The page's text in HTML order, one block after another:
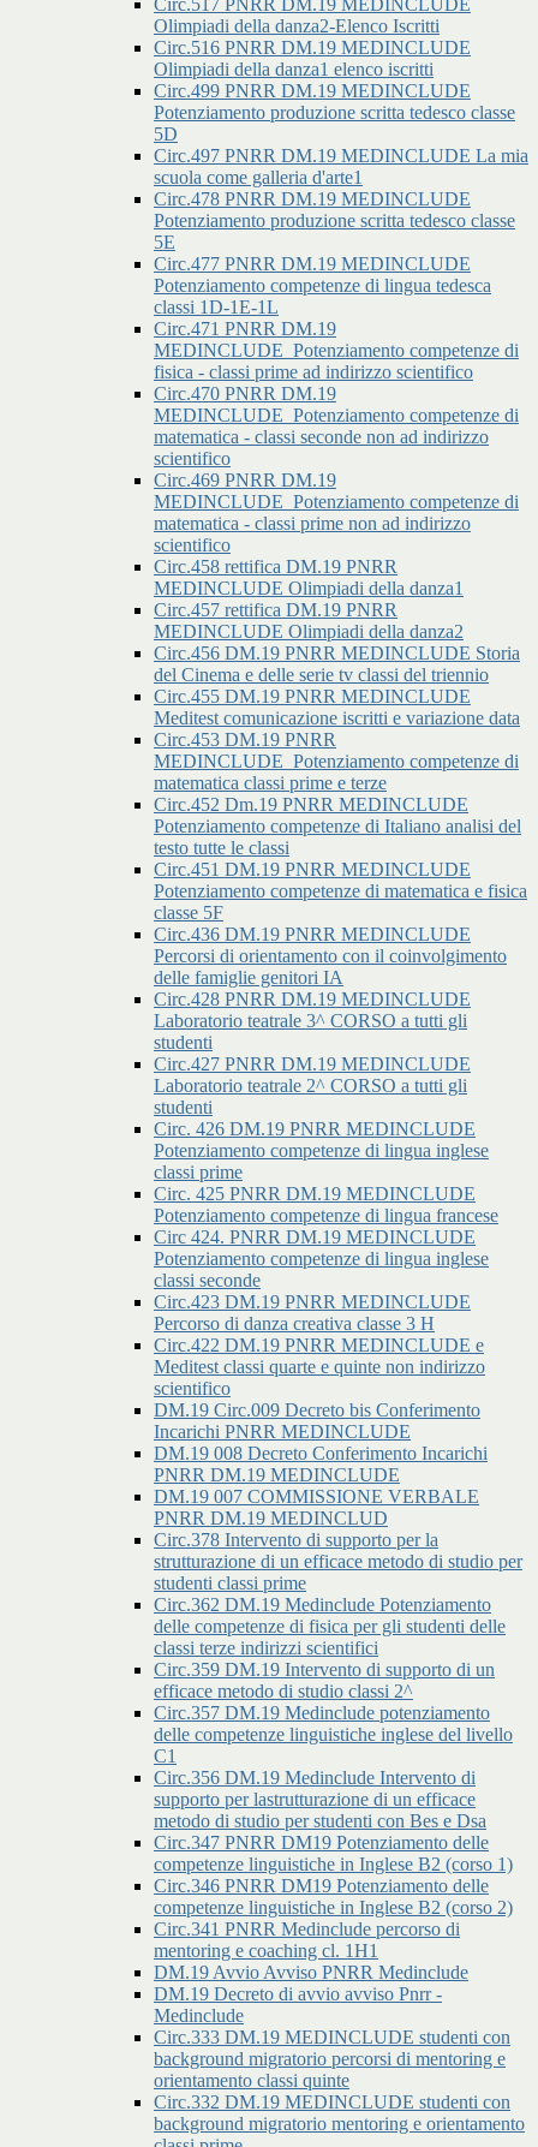
Circ.517 PNRR DM.19 MEDINCLUDE
Olimpiadi della danza2-Elenco Iscritti
Circ.516 PNRR DM.19 MEDINCLUDE
Olimpiadi della danza1 elenco iscritti
Circ.499 PNRR DM.19 MEDINCLUDE
Potenziamento produzione scritta tedesco classe
5D
Circ.497 PNRR DM.19 MEDINCLUDE La mia
scuola come galleria d'arte1
Circ.478 PNRR DM.19 MEDINCLUDE
Potenziamento produzione scritta tedesco classe
5E
Circ.477 PNRR DM.19 MEDINCLUDE
Potenziamento competenze di lingua tedesca
classi 1D-1E-1L
Circ.471 PNRR DM.19
MEDINCLUDE_Potenziamento competenze di
fisica - classi prime ad indirizzo scientifico
Circ.470 PNRR DM.19
MEDINCLUDE_Potenziamento competenze di
matematica - classi seconde non ad indirizzo
scientifico
Circ.469 PNRR DM.19
MEDINCLUDE_Potenziamento competenze di
matematica - classi prime non ad indirizzo
scientifico
Circ.458 rettifica DM.19 PNRR
MEDINCLUDE Olimpiadi della danza1
Circ.457 rettifica DM.19 PNRR
MEDINCLUDE Olimpiadi della danza2
Circ.456 DM.19 PNRR MEDINCLUDE Storia
del Cinema e delle serie tv classi del triennio
Circ.455 DM.19 PNRR MEDINCLUDE
Meditest comunicazione iscritti e variazione data
Circ.453 DM.19 PNRR
MEDINCLUDE_Potenziamento competenze di
matematica classi prime e terze
Circ.452 Dm.19 PNRR MEDINCLUDE
Potenziamento competenze di Italiano analisi del
testo tutte le classi
Circ.451 DM.19 PNRR MEDINCLUDE
Potenziamento competenze di matematica e fisica
classe 5F
Circ.436 DM.19 PNRR MEDINCLUDE
Percorsi di orientamento con il coinvolgimento
delle famiglie genitori IA
Circ.428 PNRR DM.19 MEDINCLUDE
Laboratorio teatrale 3^ CORSO a tutti gli
studenti
Circ.427 PNRR DM.19 MEDINCLUDE
Laboratorio teatrale 2^ CORSO a tutti gli
studenti
Circ. 426 DM.19 PNRR MEDINCLUDE
Potenziamento competenze di lingua inglese
classi prime
Circ. 425 PNRR DM.19 MEDINCLUDE
Potenziamento competenze di lingua francese
Circ 424. PNRR DM.19 MEDINCLUDE
Potenziamento competenze di lingua inglese
classi seconde
Circ.423 DM.19 PNRR MEDINCLUDE
Percorso di danza creativa classe 3 H
Circ.422 DM.19 PNRR MEDINCLUDE e
Meditest classi quarte e quinte non indirizzo
scientifico
DM.19 Circ.009 Decreto bis Conferimento
Incarichi PNRR MEDINCLUDE
DM.19 008 Decreto Conferimento Incarichi
PNRR DM.19 MEDINCLUDE
DM.19 007 COMMISSIONE VERBALE
PNRR DM.19 MEDINCLUD
Circ.378 Intervento di supporto per la
strutturazione di un efficace metodo di studio per
studenti classi prime
Circ.362 DM.19 Medinclude Potenziamento
delle competenze di fisica per gli studenti delle
classi terze indirizzi scientifici
Circ.359 DM.19 Intervento di supporto di un
efficace metodo di studio classi 2^
Circ.357 DM.19 Medinclude potenziamento
delle competenze linguistiche inglese del livello
C1
Circ.356 DM.19 Medinclude Intervento di
supporto per lastrutturazione di un efficace
metodo di studio per studenti con Bes e Dsa
Circ.347 PNRR DM19 Potenziamento delle
competenze linguistiche in Inglese B2 (corso 1)
Circ.346 PNRR DM19 Potenziamento delle
competenze linguistiche in Inglese B2 (corso 2)
Circ.341 PNRR Medinclude percorso di
mentoring e coaching cl. 1H1
DM.19 Avvio Avviso PNRR Medinclude
DM.19 Decreto di avvio avviso Pnrr -
Medinclude
Circ.333 DM.19 MEDINCLUDE studenti con
background migratorio percorsi di mentoring e
orientamento classi quinte
Circ.332 DM.19 MEDINCLUDE studenti con
background migratorio mentoring e orientamento